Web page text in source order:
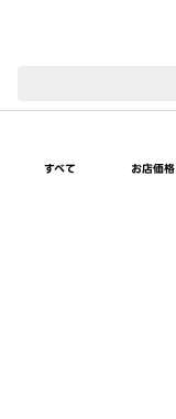
すべて お店価格